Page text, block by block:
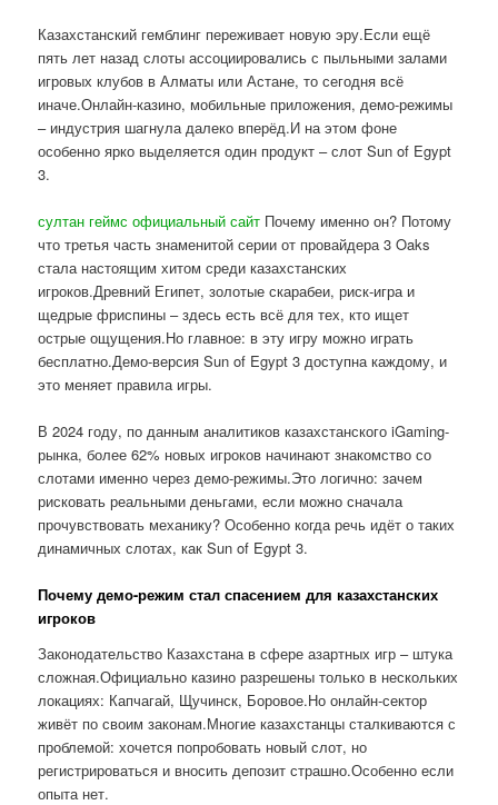
Казахстанский гемблинг переживает новую эру.Если ещё
пять лет назад слоты ассоциировались с пыльными залами
игровых клубов в Алматы или Астане, то сегодня всё
иначе.Онлайн-казино, мобильные приложения, демо-режимы
– индустрия шагнула далеко вперёд.И на этом фоне
особенно ярко выделяется один продукт – слот Sun of Egypt
3.
султан геймс официальный сайт Почему именно он? Потому
что третья часть знаменитой серии от провайдера 3 Oaks
стала настоящим хитом среди казахстанских
игроков.Древний Египет, золотые скарабеи, риск-игра и
щедрые фриспины – здесь есть всё для тех, кто ищет
острые ощущения.Но главное: в эту игру можно играть
бесплатно.Демо-версия Sun of Egypt 3 доступна каждому, и
это меняет правила игры.
В 2024 году, по данным аналитиков казахстанского iGaming-
рынка, более 62% новых игроков начинают знакомство со
слотами именно через демо-режимы.Это логично: зачем
рисковать реальными деньгами, если можно сначала
прочувствовать механику? Особенно когда речь идёт о таких
динамичных слотах, как Sun of Egypt 3.
Почему демо-режим стал спасением для казахстанских
игроков
Законодательство Казахстана в сфере азартных игр – штука
сложная.Официально казино разрешены только в нескольких
локациях: Капчагай, Щучинск, Боровое.Но онлайн-сектор
живёт по своим законам.Многие казахстанцы сталкиваются с
проблемой: хочется попробовать новый слот, но
регистрироваться и вносить депозит страшно.Особенно если
опыта нет.